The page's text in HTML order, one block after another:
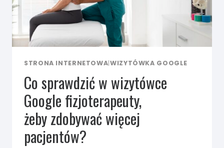
STRONA INTERNETOWA|WIZYTÓWKA GOOGLE
Co sprawdzić w wizytówce
Google fizjoterapeuty,
żeby zdobywać więcej
pacjentów?